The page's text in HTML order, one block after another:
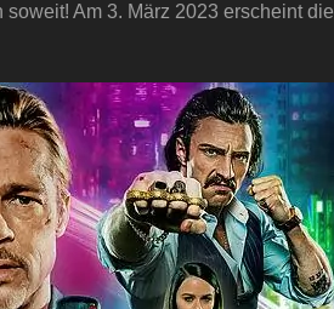
Am 3. März 2023 erscheint